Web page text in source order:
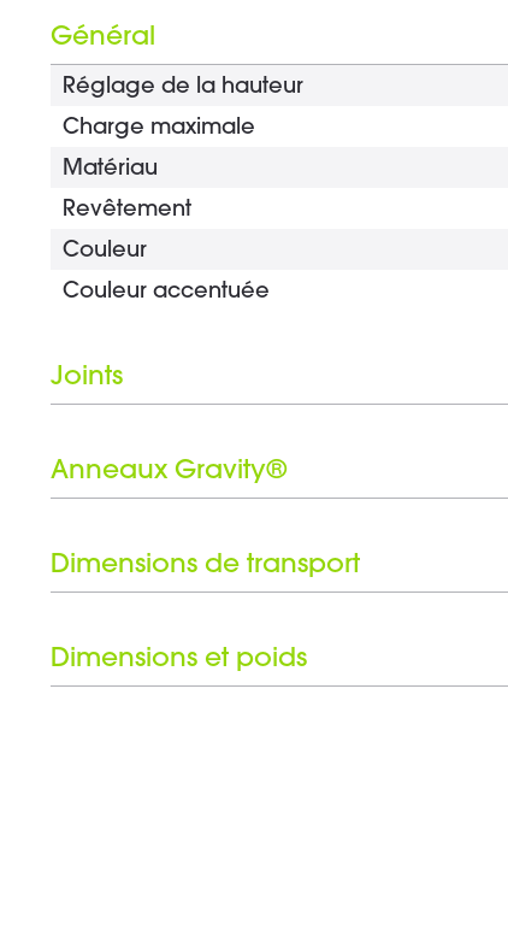
Général
Réglage de la hauteur
Charge maximale
Matériau
Revêtement
Couleur
Couleur accentuée
Joints
Inconvénient
Anneaux Gravity®
Jeu d'anneaux noirs inclus
Dimensions de transport
Dimensions et poids